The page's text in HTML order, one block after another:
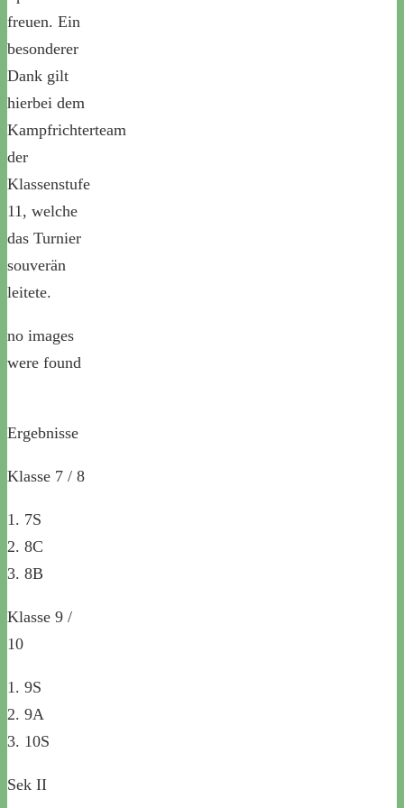
freuen. Ein
besonderer
Dank gilt
hierbei dem
Kampfrichterteam
der
Klassenstufe
11, welche
das Turnier
souverän
leitete.
no images
were found
Ergebnisse
Klasse 7 / 8
1. 7S
2. 8C
3. 8B
Klasse 9 /
10
1. 9S
2. 9A
3. 10S
Sek II